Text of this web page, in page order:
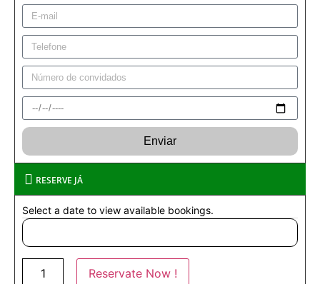
Enviar
RESERVE JÁ
Select a date to view available bookings.
Reservate Now !